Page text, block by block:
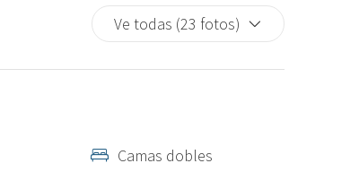
Ve todas (23 fotos)
Camas dobles